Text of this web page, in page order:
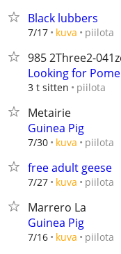
Black lubbers
7/17 kuva piilota
985 2Three2-
Looking for
3 t sitten piilota
Metairie
Guinea Pig
7/30 kuva piilota
free adult geese
7/27 kuva piilota
Marrero La
Guinea Pig
7/16 kuva piilota